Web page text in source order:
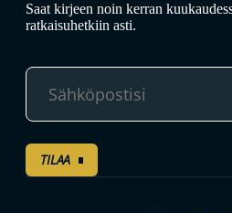
Saat kirjeen noin kerran
ratkaisuhetkiin asti.
TILAA